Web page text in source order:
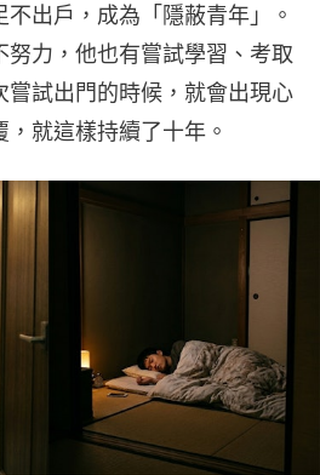
出戶，成為「隱蔽青年」。
力，他也有嘗試學習、考取
嘗試出門的時候，就會出現心
就這樣持續了十年。